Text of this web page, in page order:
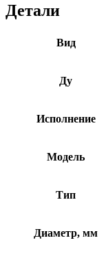
Детали
Вид
Ду
Исполнение
Модель
Тип
Диаметр, мм